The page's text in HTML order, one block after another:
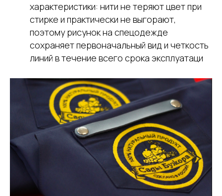
характеристики: нити не теряют цвет при
стирке и практически не выгорают,
поэтому рисунок на спецодежде
сохраняет первоначальный вид и четкость
линий в течение всего срока эксплуатаци